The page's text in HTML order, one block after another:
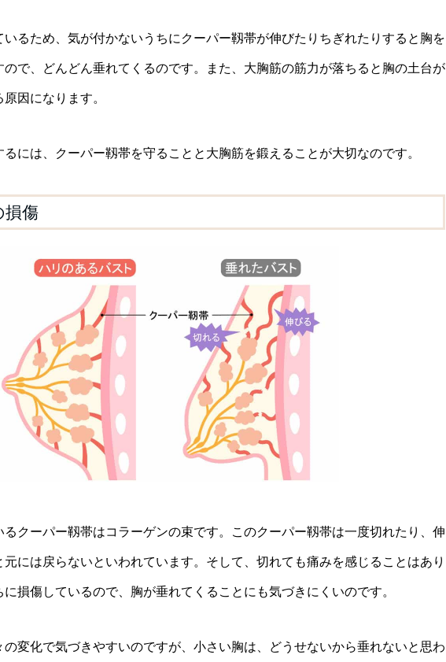
るため、気が付かないうちにクーパー靱帯が伸びたりちぎれたりすると胸を
で、どんどん垂れてくるのです。また、大胸筋の筋力が落ちると胸の土台が
因になります。
には、クーパー靱帯を守ることと大胸筋を鍛えることが大切なのです。
損傷
るクーパー靱帯はコラーゲンの束です。このクーパー靱帯は一度切れたり、伸
には戻らないといわれています。そして、切れても痛みを感じることはあり
損傷しているので、胸が垂れてくることにも気づきにくいのです。
の変化で気づきやすいのですが、小さい胸は、どうせないから垂れないと思わ